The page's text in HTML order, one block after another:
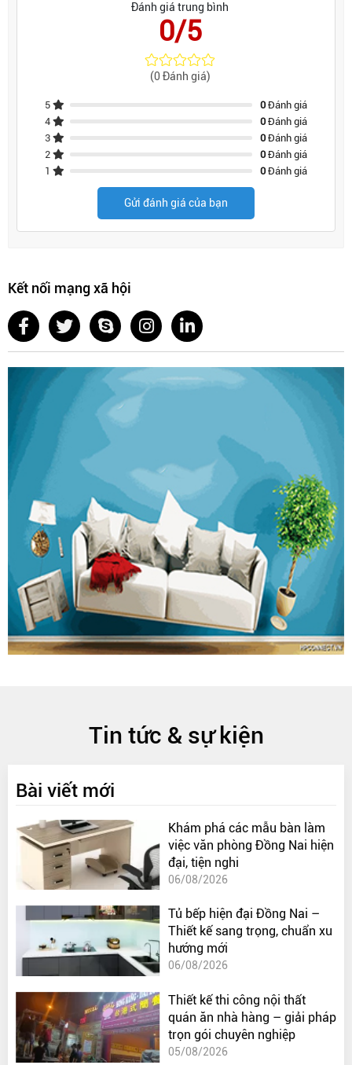
Đánh giá trung bình
0/5
(0 Đánh giá)
5 0Đánh giá
4
0Đánh giá
3
0Đánh giá
2
0Đánh giá
1
0Đánh giá
Gửi đánh giá của bạn
Kết nối mạng xã hội
Tin tức & sự kiện
Bài viết mới
Khám phá các mẫu bàn làm
việc văn phòng Đồng Nai hiện
đại, tiện nghi
06/08/2026
Tủ bếp hiện đại Đồng Nai –
Thiết kế sang trọng, chuẩn xu
hướng mới
06/08/2026
Thiết kế thi công nội thất
quán ăn nhà hàng – giải pháp
trọn gói chuyên nghiệp
05/08/2026